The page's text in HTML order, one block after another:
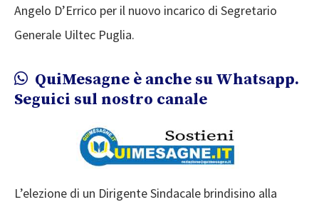
Angelo D’Errico per il nuovo incarico di Segretario
Generale Uiltec Puglia.
QuiMesagne è anche su Whatsapp.
Seguici sul nostro canale
L’elezione di un Dirigente Sindacale brindisino alla